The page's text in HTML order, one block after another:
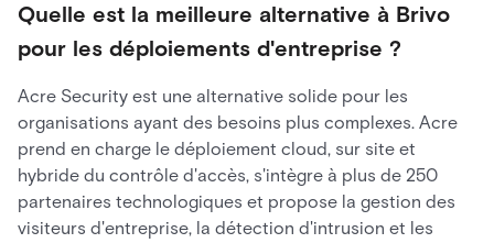
Quelle est la meilleure alternative à Brivo
pour les déploiements d'entreprise ?
Acre Security est une alternative solide pour les
organisations ayant des besoins plus complexes. Acre
prend en charge le déploiement cloud, sur site et
hybride du contrôle d'accès, s'intègre à plus de 250
partenaires technologiques et propose la gestion des
visiteurs d'entreprise, la détection d'intrusion et les